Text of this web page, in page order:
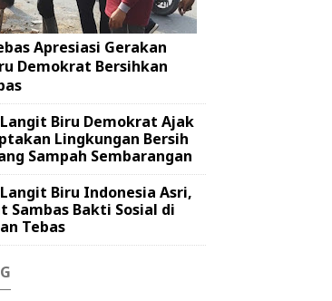
Apresiasi Gerakan
Demokrat Bersihkan
Biru Demokrat Ajak
Lingkungan Bersih
Sampah Sembarangan
Biru Indonesia Asri,
Sambas Bakti Sosial di
Tebas